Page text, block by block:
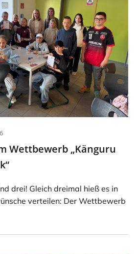
Wettbewerb „Känguru
drei! Gleich dreimal hieß es in
verteilen: Der Wettbewerb